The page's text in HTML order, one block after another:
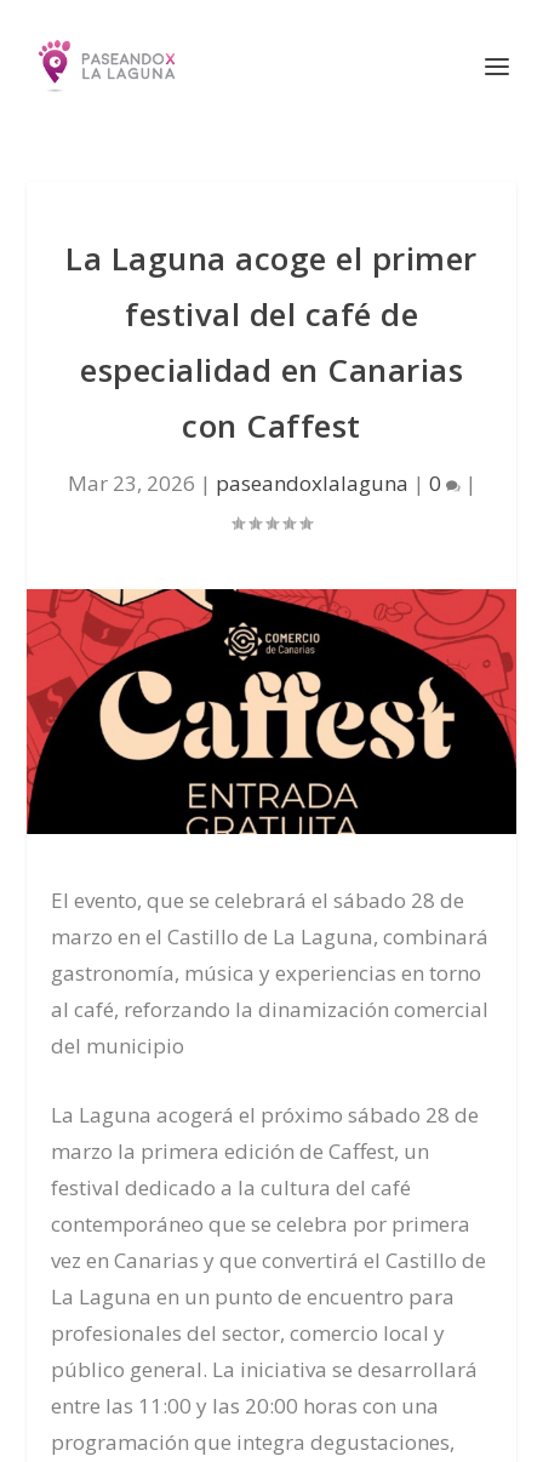
La Laguna acoge el primer
festival del café de
especialidad en Canarias
con Caffest
Mar 23, 2026 | paseandoxlalaguna | 0 |
El evento, que se celebrará el sábado 28 de
marzo en el Castillo de La Laguna, combinará
gastronomía, música y experiencias en torno
al café, reforzando la dinamización comercial
del municipio
La Laguna acogerá el próximo sábado 28 de
marzo la primera edición de Caffest, un
festival dedicado a la cultura del café
contemporáneo que se celebra por primera
vez en Canarias y que convertirá el Castillo de
La Laguna en un punto de encuentro para
profesionales del sector, comercio local y
público general. La iniciativa se desarrollará
entre las 11:00 y las 20:00 horas con una
programación que integra degustaciones,